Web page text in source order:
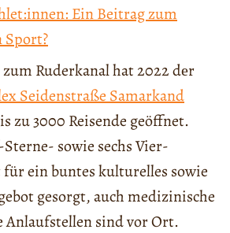
Ein Beitrag zum
Sport?
Ruderkanal hat 2022 dеr
Seidenstraße Samarkand
zu 3000 Reisende geöffnet.
sowie sechs Vier-
ein buntes kulturelles sowie
gesorgt, auch medizinische
Anlaufstellen sind vor Ort.